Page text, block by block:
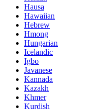
Hausa
Hawaiian
Hebrew
Hmong
Hungarian
Icelandic
Igbo
Javanese
Kannada
Kazakh
Khmer
Kurdish